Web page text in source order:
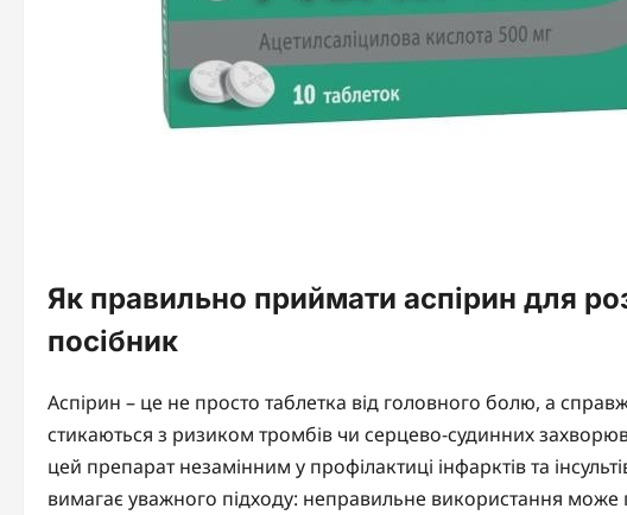
Як правильно приймати аспірин для
посібник
Аспірин – це не просто таблетка від головного болю, а
стикаються з ризиком тромбів чи серцево-судинних
цей препарат незамінним у профілактиці інфарктів та
вимагає уважного підходу: неправильне використання може